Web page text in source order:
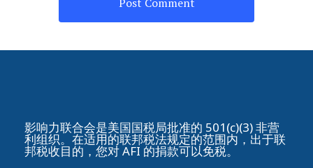
影响力联合会是美国国税局批准的 501(c)(3) 非营
利组织。在适用的联邦税法规定的范围内，出于联
邦税收目的，您对 AFI 的捐款可以免税。